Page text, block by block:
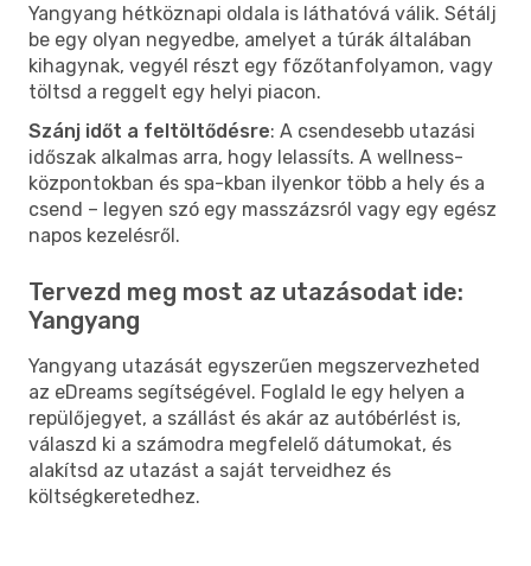
Yangyang hétköznapi oldala is láthatóvá válik. Sétálj
be egy olyan negyedbe, amelyet a túrák általában
kihagynak, vegyél részt egy főzőtanfolyamon, vagy
töltsd a reggelt egy helyi piacon.
Szánj időt a feltöltődésre: A csendesebb utazási
időszak alkalmas arra, hogy lelassíts. A wellness-
központokban és spa-kban ilyenkor több a hely és a
csend – legyen szó egy masszázsról vagy egy egész
napos kezelésről.
Tervezd meg most az utazásodat ide:
Yangyang
Yangyang utazását egyszerűen megszervezheted
az eDreams segítségével. Foglald le egy helyen a
repülőjegyet, a szállást és akár az autóbérlést is,
válaszd ki a számodra megfelelő dátumokat, és
alakítsd az utazást a saját terveidhez és
költségkeretedhez.